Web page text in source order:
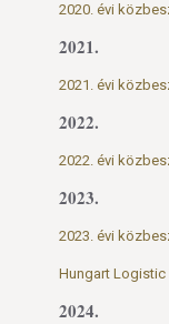
2020. évi
2021.
2021. évi
2022.
2022. évi
2023.
2023. évi
Hungart Logistic
2024.